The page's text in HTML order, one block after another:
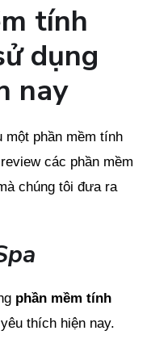
tính
dụng
nay
một phần mềm tính
các phần mềm
chúng tôi đưa ra
phần mềm tính
thích hiện nay.